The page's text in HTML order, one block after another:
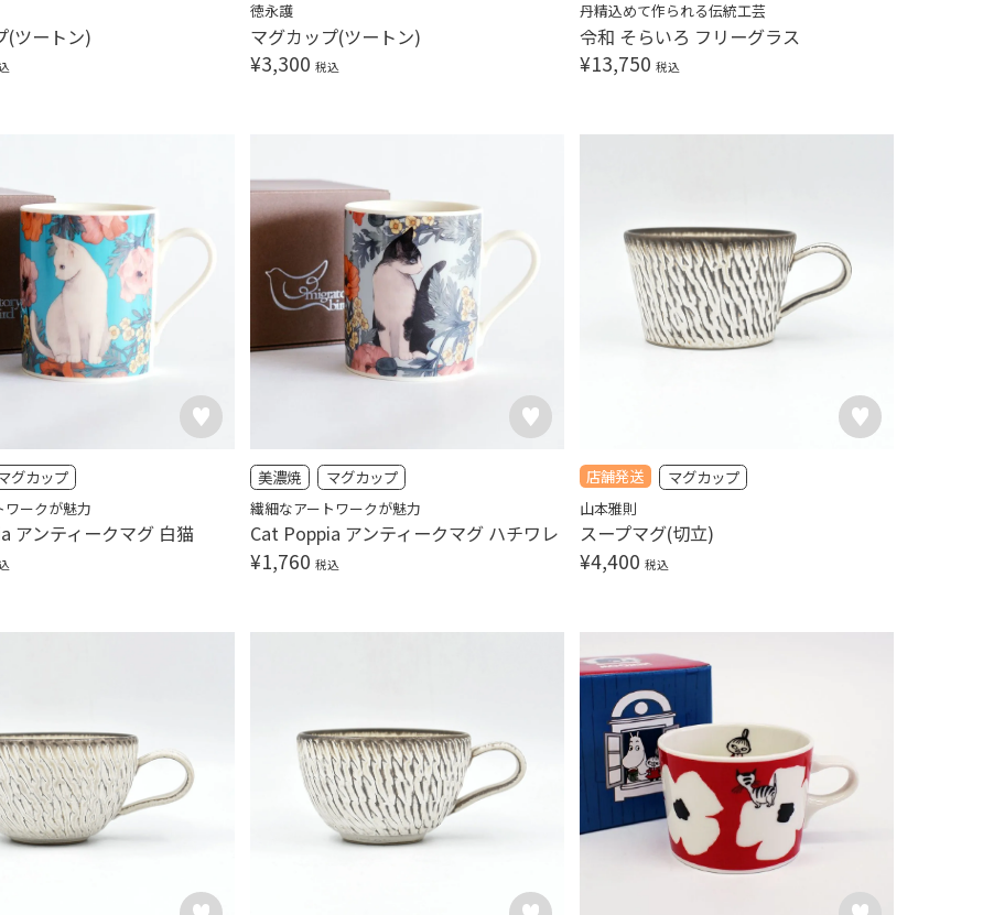
(ツートン)
徳永護
マグカップ(ツートン)
¥3,300 税込
丹精込めて作られる伝統工芸
令和 そらいろ フリーグラス
¥13,750 税込
グカップ
ワークが魅力
アンティークマグ 白猫
美濃焼 マグカップ
繊細なアートワークが魅力
Cat Poppia アンティークマグ ハチワレ
¥1,760 税込
店舗発送 マグカップ
山本雅則
スープマグ(切立)
¥4,400 税込